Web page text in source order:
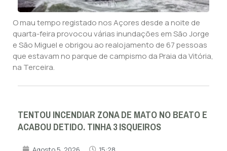
O mau tempo registado nos Açores desde a noite de
quarta-feira provocou várias inundações em São Jorge
e São Miguel e obrigou ao realojamento de 67 pessoas
que estavam no parque de campismo da Praia da Vitória,
na Terceira.
TENTOU INCENDIAR ZONA DE MATO NO BEATO E
ACABOU DETIDO. TINHA 3 ISQUEIROS